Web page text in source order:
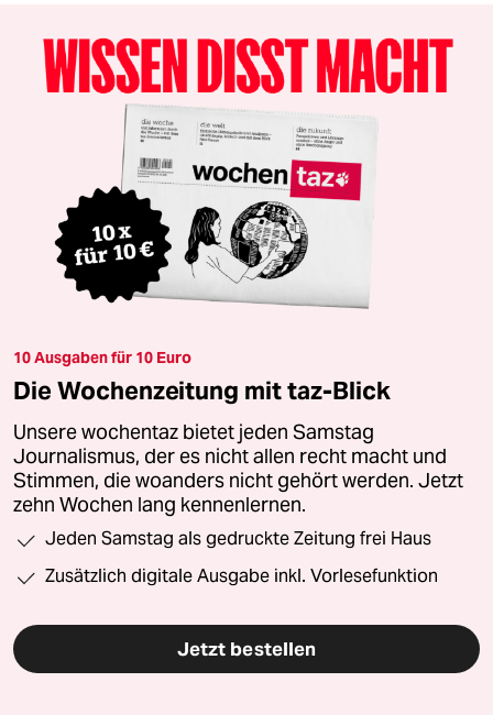
10 Ausgaben für 10 Euro
Die Wochenzeitung mit taz-Blick
Unsere wochentaz bietet jeden Samstag
Journalismus, der es nicht allen recht macht und
Stimmen, die woanders nicht gehört werden. Jetzt
zehn Wochen lang kennenlernen.
Jeden Samstag als gedruckte Zeitung frei Haus
Zusätzlich digitale Ausgabe inkl. Vorlesefunktion
Jetzt bestellen